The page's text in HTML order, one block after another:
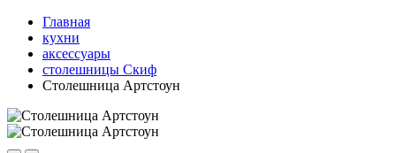
Главная
кухни
аксессуары
столешницы Скиф
Столешница Артстоун